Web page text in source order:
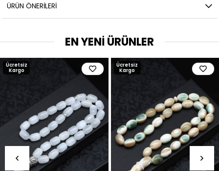
ÜRÜN ÖNERILERI
EN YENİ ÜRÜNLER
Ücretsiz
Kargo
Ücretsiz
Kargo